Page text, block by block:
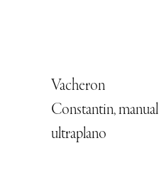
Vacheron
Constantin, manual
ultraplano